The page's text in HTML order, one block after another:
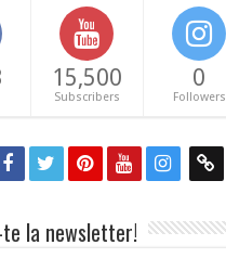
15,500
Subscribers
0
Followers
te la newsletter!